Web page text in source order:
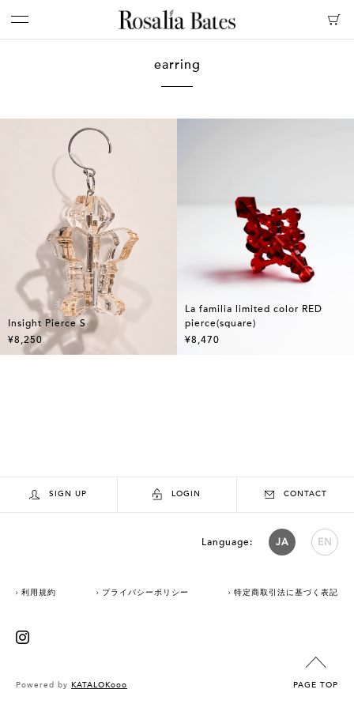
earring
Insight Pierce S
¥8,250
La familia limited color RED
pierce(square)
¥8,470
SIGN UP LOGIN CONTACT
Language: JA EN
利用規約 プライバシーポリシー 特定商取引法に基づく表記
Powered by KATALOKooo PAGE TOP